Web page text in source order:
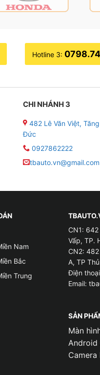
lớp nhựa PVC để tạo
ghế cho các dòng xe
Hotline 3:
CHI NHÁNH 3
482 Lê Văn Việt,
Đức
0927862222
tbauto.vn@gmail.com
Nam
Bắc
Trung
CN1: 642
Vấp, TP.
CN2:
A, TP
Điện
Email:
SẢN
Màn
Android
Camera